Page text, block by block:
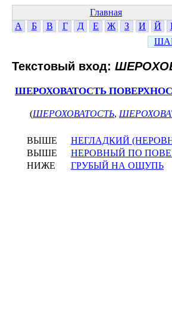
Главная
А
Б В Г Д Е Ж З И Й
Текстовый вход:
ШЕРОХОВАТОСТЬ
(ШЕРОХОВАТОСТЬ,
ВЫШЕ
НЕГЛАДКИЙ
ВЫШЕ
НЕРОВНЫЙ ПО
НИЖЕ
ГРУБЫЙ НА ОЩУПЬ